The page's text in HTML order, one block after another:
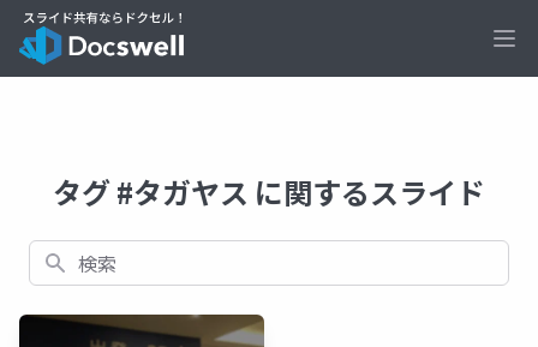
タグ #タガヤス に関するスライド
検索